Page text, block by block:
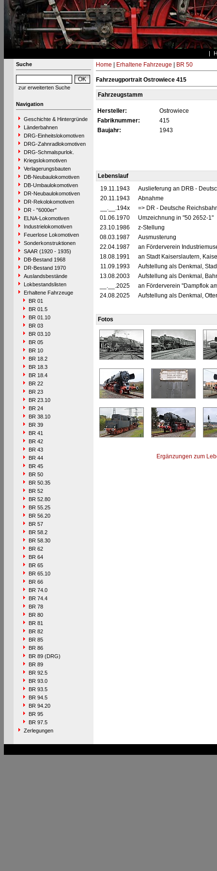
Suche
zur erweiterten Suche
Navigation
Geschichte & Hintergründe
Länderbahnen
DRG-Einheitslokomotiven
DRG-Zahnradlokomotiven
DRG-Schmalspurlok.
Kriegslokomotiven
Verlagerungsbauten
DB-Neubaulokomotiven
DB-Umbaulokomotiven
DR-Neubaulokomotiven
DR-Rekolokomotiven
DR - "6000er"
ELNA-Lokomotiven
Industrielokomotiven
Feuerlose Lokomotiven
Sonderkonstruktionen
SAAR (1920 - 1935)
DB-Bestand 1968
DR-Bestand 1970
Auslandsbestände
Lokbestandslisten
Erhaltene Fahrzeuge
BR 01
BR 01.5
BR 01.10
BR 03
BR 03.10
BR 05
BR 10
BR 18.2
BR 18.3
BR 18.4
BR 22
BR 23
BR 23.10
BR 24
BR 38.10
BR 39
BR 41
BR 42
BR 43
BR 44
BR 45
BR 50
BR 50.35
BR 52
BR 52.80
BR 55.25
BR 56.20
BR 57
BR 58.2
BR 58.30
BR 62
BR 64
BR 65
BR 65.10
BR 66
BR 74.0
BR 74.4
BR 78
BR 80
BR 81
BR 82
BR 85
BR 86
BR 89 (DRG)
BR 89
BR 92.5
BR 93.0
BR 93.5
BR 94.5
BR 94.20
BR 95
BR 97.5
Zerlegungen
Home Erhaltene Fahrzeuge BR 50
Fahrzeugportrait Ostrowiece 415
Fahrzeugstamm
Hersteller:
Ostrowiece
Fabriknummer:
415
Baujahr:
1943
Lebenslauf
19.11.1943
Auslieferung an DRB -
20.11.1943
Abnahme
__.__.194x
=> DR - Deutsche
01.06.1970
Umzeichnung in "50 2652-1"
23.10.1986
z-Stellung
08.03.1987
Ausmusterung
22.04.1987
an Förderverein
18.08.1991
an Stadt Kaiserslautern,
11.09.1993
Aufstellung als Denkmal,
13.08.2003
Aufstellung als Denkmal,
__.__.2025
an Förderverein "Dampflok
24.08.2025
Aufstellung als Denkmal,
Fotos
Ergänzungen zum